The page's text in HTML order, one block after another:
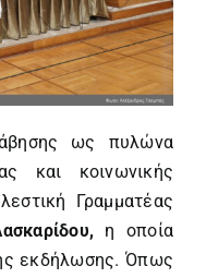
ως πυλώνα
και κοινωνικής
Γραμματέας
η οποία
εκδήλωσης. Όπως